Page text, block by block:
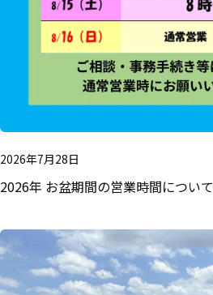
2026年7月28日
2026年 お盆期間の営業時間について